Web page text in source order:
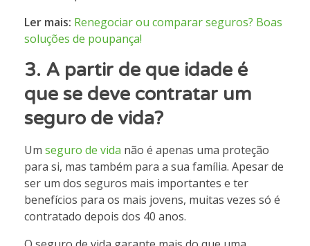
Ler mais: Renegociar ou comparar seguros? Boas
soluções de poupança!
3. A partir de que idade é
que se deve contratar um
seguro de vida?
Um seguro de vida não é apenas uma proteção
para si, mas também para a sua família. Apesar de
ser um dos seguros mais importantes e ter
benefícios para os mais jovens, muitas vezes só é
contratado depois dos 40 anos.